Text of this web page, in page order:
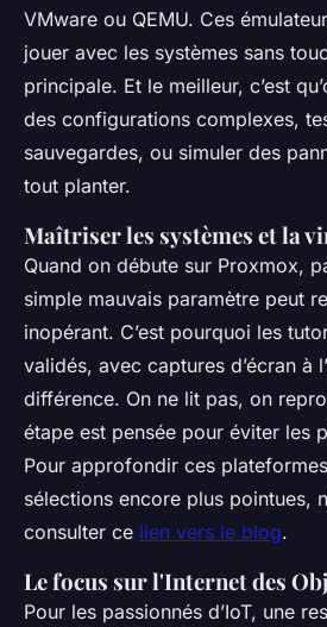
VMware ou QEMU. Ces
jouer avec les systèmes sans
principale. Et le meilleur, c’est
des configurations complexes,
sauvegardes, ou simuler des
tout planter.
Maîtriser les systèmes et la
Quand on débute sur Proxmox,
simple mauvais paramètre peut
inopérant. C’est pourquoi les
validés, avec captures d’écran à
différence. On ne lit pas, on
étape est pensée pour éviter les
Pour approfondir ces
sélections encore plus pointues,
consulter ce lien vers le blog.
Le focus sur l'Internet des
Pour les passionnés d’IoT, une